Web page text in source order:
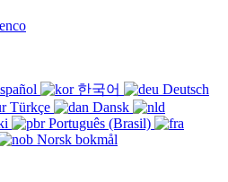
한국어
Deutsch
Türkçe
Dansk
Português (Brasil)
Norsk bokmål